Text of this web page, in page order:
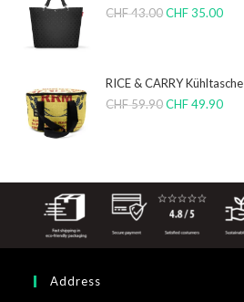
CHF43.00 CHF35.00
RICE & CARRY Kühltasche
CHF59.90 CHF49.90
Address